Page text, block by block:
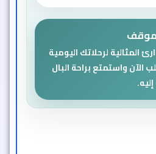
موقف
المثالية لرحلاتك اليومية
الآن واستمتع براحة البال